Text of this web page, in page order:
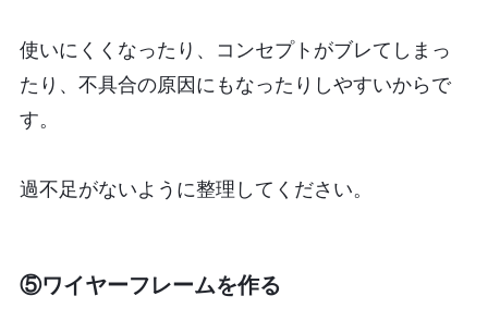
使いにくくなったり、コンセプトがブレてしまっ
たり、不具合の原因にもなったりしやすいからで
す。
過不足がないように整理してください。
⑤ワイヤーフレームを作る